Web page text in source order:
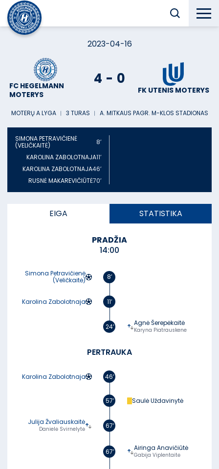
2023-04-16
FC HEGELMANN
MOTERYS
4 - 0
FK UTENIS MOTERYS
MOTERŲ A LYGA ︱ 3 TURAS ︱ A. MITKAUS PAGR. M-KLOS STADIONAS
SIMONA PETRAVIČIENĖ
(VELIČKAITĖ)
8’
KAROLINA ZABOLOTNAJA11’
KAROLINA ZABOLOTNAJA46’
RUSNĖ MAKAREVIČIŪTĖ70’
EIGA STATISTIKA
PRADŽIA
14:00
Simona Petravičienė
(Veličkaitė)
8’
Karolina Zabolotnaja 11’
24’ Agnė Šerepėkaitė
Karyna Piatrauskene
PERTRAUKA
Karolina Zabolotnaja 46’
57’ Saulė Uždavinytė
Julija Žvaliauskaitė
Danielė Svirnelytė 67’
67’ Airinga Anavičiūtė
Gabija Viplentaitė